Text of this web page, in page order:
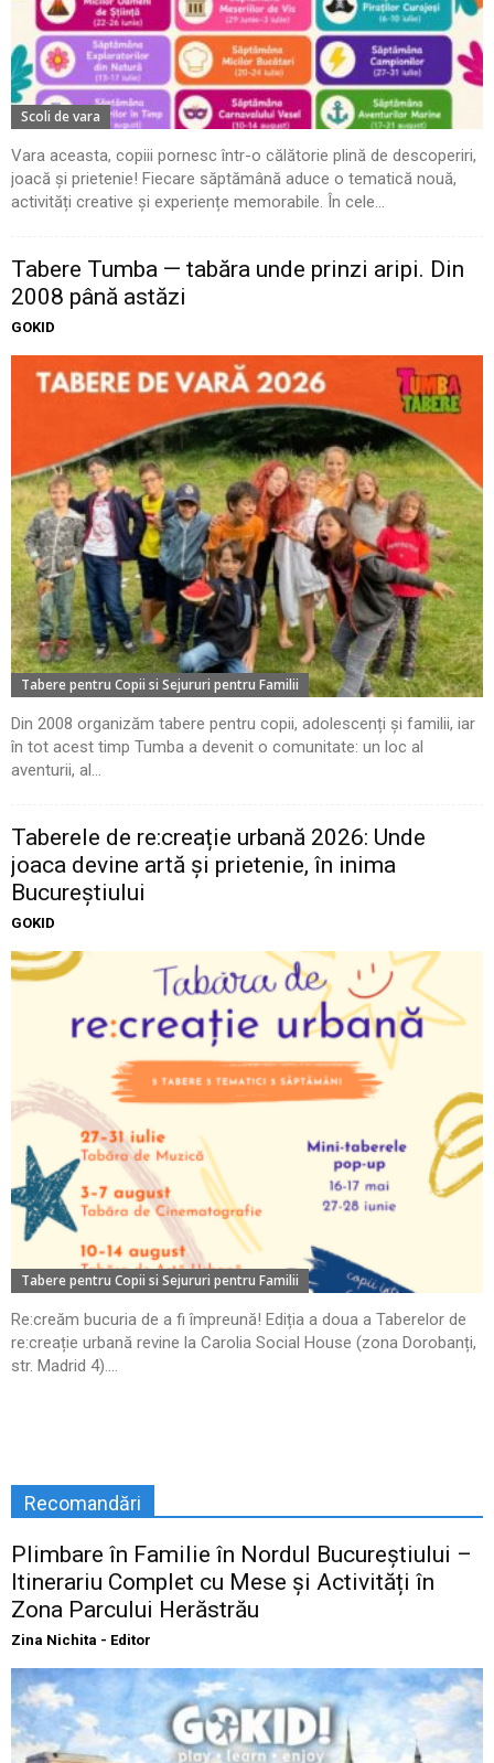
Scoli de vara
Vara aceasta, copiii pornesc într-o călătorie plină de descoperiri,
joacă și prietenie! Fiecare săptămână aduce o tematică nouă,
activități creative și experiențe memorabile. În cele...
Tabere Tumba — tabăra unde prinzi aripi. Din
2008 până astăzi
GOKID
Tabere pentru Copii si Sejururi pentru Familii
Din 2008 organizăm tabere pentru copii, adolescenți și familii, iar
în tot acest timp Tumba a devenit o comunitate: un loc al
aventurii, al...
Taberele de re:creație urbană 2026: Unde
joaca devine artă și prietenie, în inima
Bucureștiului
GOKID
Tabere pentru Copii si Sejururi pentru Familii
Re:creăm bucuria de a fi împreună! Ediția a doua a Taberelor de
re:creație urbană revine la Carolia Social House (zona Dorobanți,
str. Madrid 4)....
Recomandări
Plimbare în Familie în Nordul Bucureștiului –
Itinerariu Complet cu Mese și Activități în
Zona Parcului Herăstrău
Zina Nichita - Editor